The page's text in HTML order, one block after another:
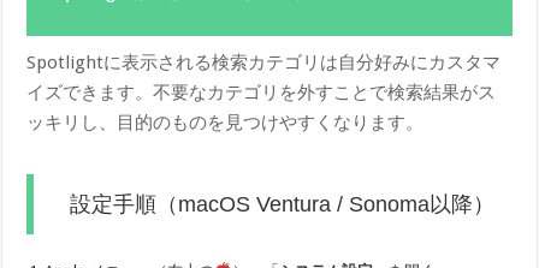
Spotlightに表示される検索カテゴリは自分好みにカスタマ
イズできます。不要なカテゴリを外すことで検索結果がス
ッキリし、目的のものを見つけやすくなります。
設定手順（macOS Ventura / Sonoma以降）